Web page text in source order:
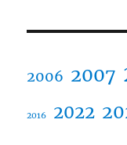
2006 2007
2016 2022